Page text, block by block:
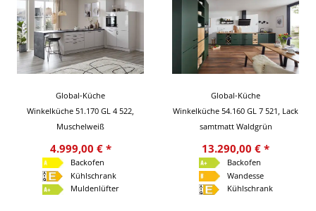
Global-Küche
Winkelküche 51.170 GL 4 522,
Muschelweiß
4.999,00 € *
Backofen
Kühlschrank
Muldenlüfter
Global-Küche
Winkelküche 54.160 GL 7 521, Lack
samtmatt Waldgrün
13.290,00 € *
Backofen
Wandesse
Kühlschrank